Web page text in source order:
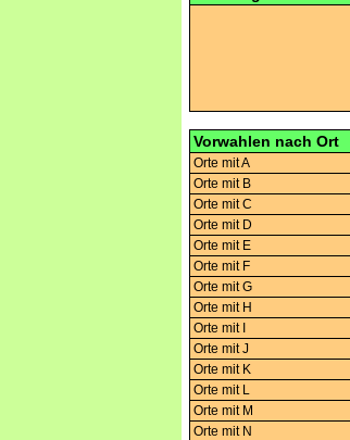
Vorwahlen nach Ort
Orte mit A
Orte mit B
Orte mit C
Orte mit D
Orte mit E
Orte mit F
Orte mit G
Orte mit H
Orte mit I
Orte mit J
Orte mit K
Orte mit L
Orte mit M
Orte mit N